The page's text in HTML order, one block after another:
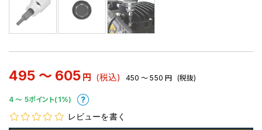
495 ～ 605 円 (税込) 450 ～ 550 円 (税抜)
4 〜 5ポイント(1%)
レビューを書く